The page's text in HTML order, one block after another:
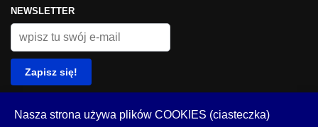
NEWSLETTER
© Look Inside 2023
Nasza strona używa plików COOKIES (ciasteczka)